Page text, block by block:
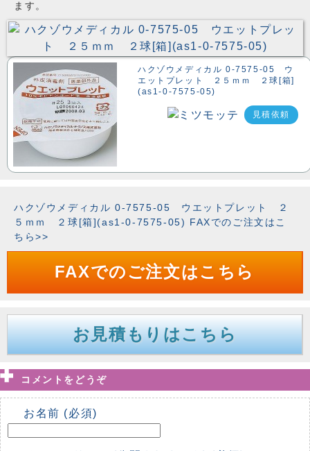
ます。
ハクゾウメディカル 0-7575-05 ウ
エットプレット ２５ｍｍ ２球[箱]
(as1-0-7575-05)
見積依頼
ハクゾウメディカル 0-7575-05 ウエットプレット ２
５ｍｍ ２球[箱](as1-0-7575-05) FAXでのご注文はこ
ちら>>
FAXでのご注文はこちら
お見積もりはこちら
コメントをどうぞ
お名前 (必須)